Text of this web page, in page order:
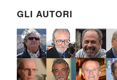
GLI AUTORI